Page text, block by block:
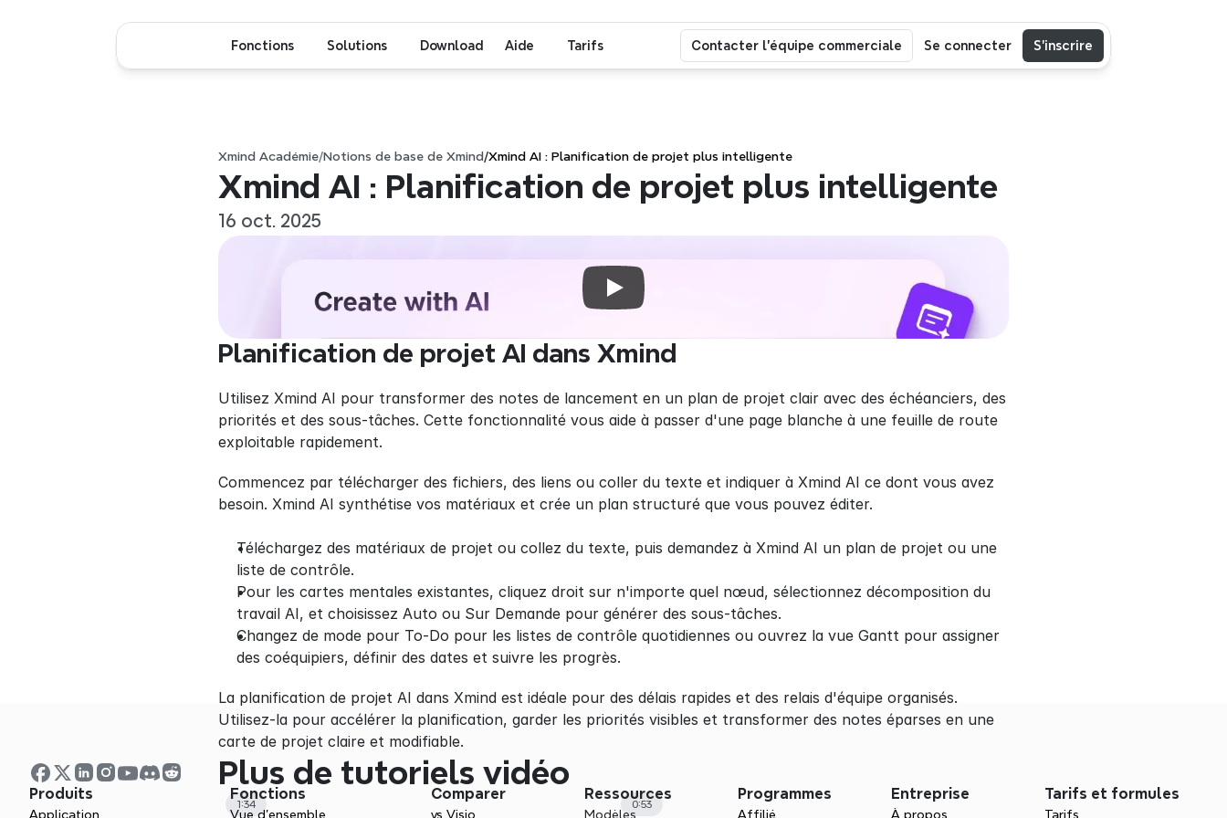
Xmind Académie/Notions de base de Xmind /Xmind AI : Planification de projet plus intelligente
Xmind AI : Planification de projet plus intelligente
16 oct. 2025
Planification de projet AI dans Xmind
Utilisez Xmind AI pour transformer des notes de lancement en un plan de projet clair avec des échéanciers, des
priorités et des sous-tâches. Cette fonctionnalité vous aide à passer d'une page blanche à une feuille de route
exploitable rapidement.
Commencez par télécharger des fichiers, des liens ou coller du texte et indiquer à Xmind AI ce dont vous avez
besoin. Xmind AI synthétise vos matériaux et crée un plan structuré que vous pouvez éditer.
Téléchargez des matériaux de projet ou collez du texte, puis demandez à Xmind AI un plan de projet ou une
liste de contrôle.
Pour les cartes mentales existantes, cliquez droit sur n'importe quel nœud, sélectionnez décomposition du
travail AI, et choisissez Auto ou Sur Demande pour générer des sous-tâches.
Changez de mode pour To-Do pour les listes de contrôle quotidiennes ou ouvrez la vue Gantt pour assigner
des coéquipiers, définir des dates et suivre les progrès.
La planification de projet AI dans Xmind est idéale pour des délais rapides et des relais d'équipe organisés.
Utilisez-la pour accélérer la planification, garder les priorités visibles et transformer des notes éparses en une
carte de projet claire et modifiable.
Plus de tutoriels vidéo
1:34 0:53
Produits
Application
Fonctions
Vue d'ensemble
Comparer
vs Visio
Ressources
Modèles
Programmes
Affilié
Entreprise
À propos
Tarifs et formules
Tarifs
Fonctions Solutions Download Aide Tarifs Contacter l'équipe commerciale Se connecter S’inscrire